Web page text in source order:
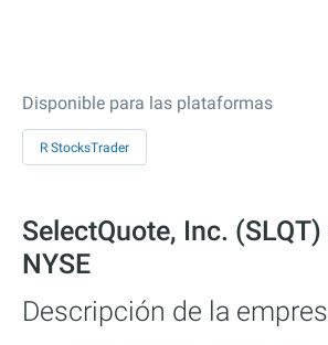
Disponible para las plataformas
R StocksTrader
SelectQuote, Inc.
NYSE
Descripción de la